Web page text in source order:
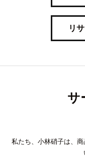
リ
サ
私たち、小林硝子は、